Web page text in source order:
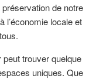
de notre
l’économie locale et
trouver quelque
uniques. Que